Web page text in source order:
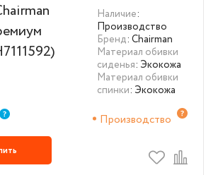
черный (CH7111592)
Наличие:
Производство
Бренд: Chairman
Материал обивки
сиденья: Экокожа
Материал обивки
спинки: Экокожа
Производство